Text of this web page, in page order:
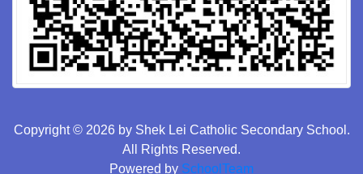
Copyright © 2026 by Shek Lei Catholic Secondary School.
All Rights Reserved.
Powered by SchoolTeam